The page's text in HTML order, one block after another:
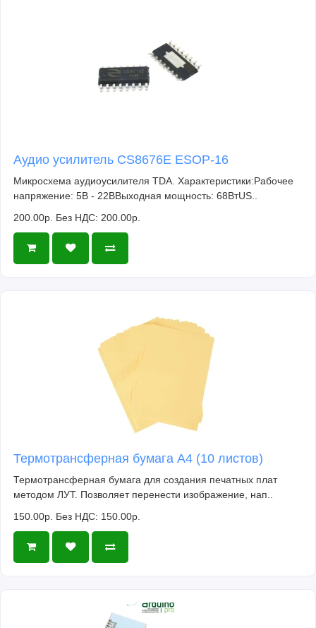
Аудио усилитель CS8676E ESOP-16
Микросхема аудиоусилителя TDA. Характеристики:Рабочее
напряжение: 5В - 22ВВыходная мощность: 68ВтUS..
200.00р. Без НДС: 200.00р.
Термотрансферная бумага А4 (10 листов)
Термотрансферная бумага для создания печатных плат
методом ЛУТ. Позволяет перенести изображение, нап..
150.00р. Без НДС: 150.00р.